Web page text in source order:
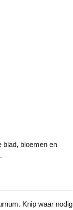
blad, bloemen en
Knip waar nodig